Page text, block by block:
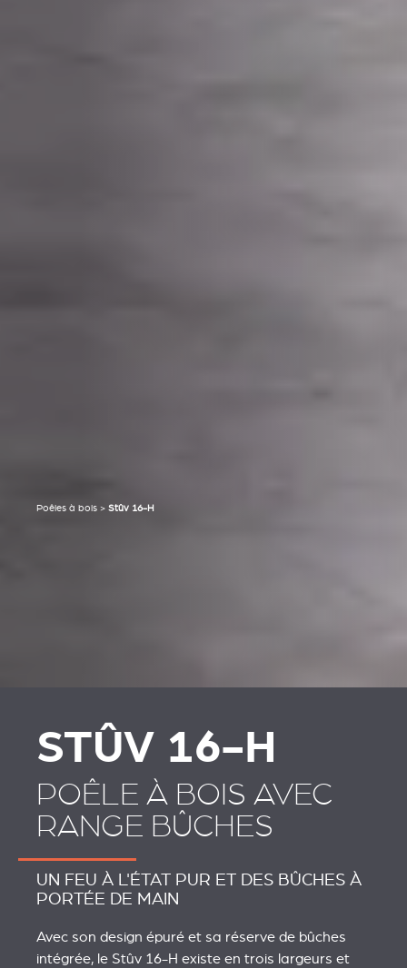
Poêles à bois > Stûv 16-H
STÛV 16-H
POÊLE À BOIS AVEC
RANGE BÛCHES
UN FEU À L'ÉTAT PUR ET DES BÛCHES À
PORTÉE DE MAIN
Avec son design épuré et sa réserve de bûches
intégrée, le Stûv 16-H existe en trois largeurs et